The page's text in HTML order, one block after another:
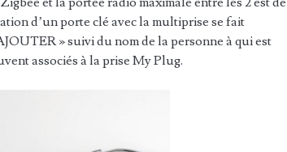
d’un porte clé avec la multiprise se fait
» suivi du nom de la personne à qui est
associés à la prise My Plug.